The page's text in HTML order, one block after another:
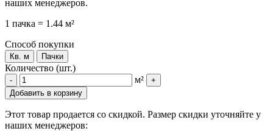
наших менеджеров.
1 пачка = 1.44 м²
Способ покупки
Кв. м Пачки
Количество (шт.)
- м²
+
Добавить в корзину
Этот товар продается со скидкой. Размер скидки уточняйте у
наших менеджеров: